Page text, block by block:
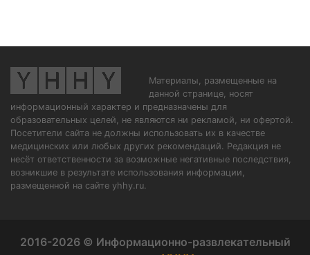
Материалы, размещенные на
данной странице, носят
информационный характер и предназначены для
образовательных целей, не являются ни рекламой, ни офертой.
Посетители сайта не должны использовать их в качестве
медицинских или любых других рекомендаций. Редакция не
несёт ответственности за возможные негативные последствия,
возникшие в результате использования информации,
размещенной на сайте yhhy.ru.
2016-2026 © Информационно-развлекательный